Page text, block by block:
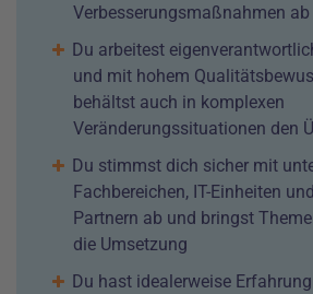
Verbesserungsmaßnahmen ab
Du arbeitest
und mit hohem
behältst auch in komplexen
Veränderungssituationen den
Du stimmst dich sicher mit
Fachbereichen, IT-Einheiten
Partnern ab und bringst
die Umsetzung
Du hast idealerweise